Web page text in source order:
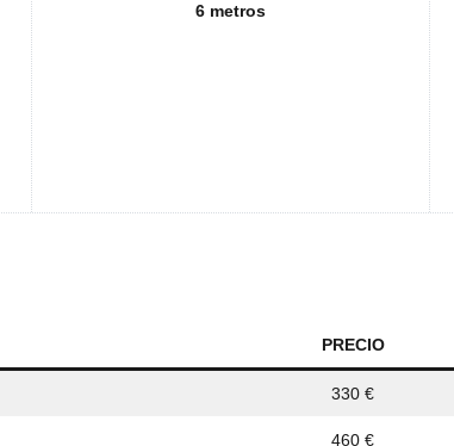
6 metros
PRECIO
330 €
460 €